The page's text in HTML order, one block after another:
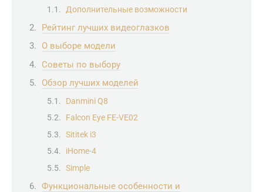
Дополнительные возможности
Рейтинг лучших видеоглазков
О выборе модели
Советы по выбору
Обзор лучших моделей
Danmini Q8
Falcon Eye FE-VE02
Sititek i3
iHome-4
Simple
Функциональные особенности и